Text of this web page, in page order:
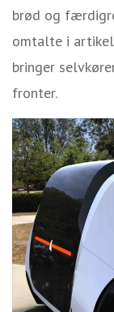
brød og
omtalte i artikel
bringer
fronter.